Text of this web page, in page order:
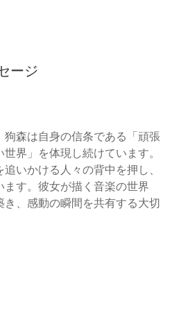
ージ
森は自身の信条である「頑張
界」を体現し続けています。
いかける人々の背中を押し、
す。彼女が描く音楽の世界
、感動の瞬間を共有する大切